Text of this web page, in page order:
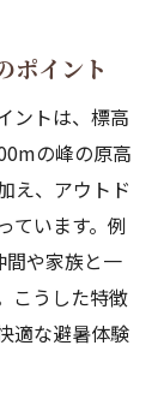
を楽しむ
のポイン
ンの魅力
の楽しみ
ごし方
の魅力
ポイント
ントは、標高
の峰の原高
え、アウトド
ています。例
間や家族と一
こうした特徴
適な避暑体験